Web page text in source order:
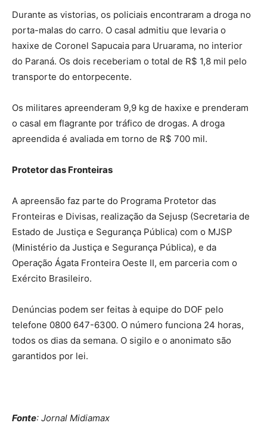
Durante as vistorias, os policiais encontraram a droga no
porta-malas do carro. O casal admitiu que levaria o
haxixe de Coronel Sapucaia para Uruarama, no interior
do Paraná. Os dois receberiam o total de R$ 1,8 mil pelo
transporte do entorpecente.
Os militares apreenderam 9,9 kg de haxixe e prenderam
o casal em flagrante por tráfico de drogas. A droga
apreendida é avaliada em torno de R$ 700 mil.
Protetor das Fronteiras
A apreensão faz parte do Programa Protetor das
Fronteiras e Divisas, realização da Sejusp (Secretaria de
Estado de Justiça e Segurança Pública) com o MJSP
(Ministério da Justiça e Segurança Pública), e da
Operação Ágata Fronteira Oeste II, em parceria com o
Exército Brasileiro.
Denúncias podem ser feitas à equipe do DOF pelo
telefone 0800 647-6300. O número funciona 24 horas,
todos os dias da semana. O sigilo e o anonimato são
garantidos por lei.
Fonte: Jornal Midiamax